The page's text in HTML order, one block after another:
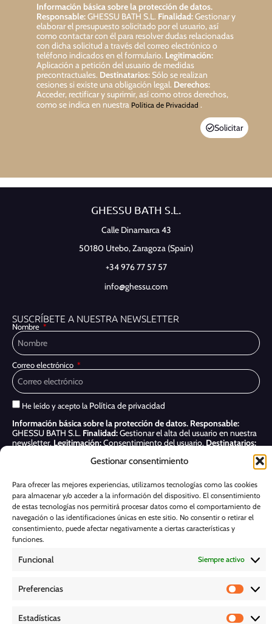
Gestionar consentimiento
Para ofrecer las mejores experiencias, utilizamos tecnologías como las cookies
para almacenar y/o acceder a la información del dispositivo. El consentimiento
de estas tecnologías nos permitirá procesar datos como el comportamiento de
navegación o las identificaciones únicas en este sitio. No consentir o retirar el
consentimiento, puede afectar negativamente a ciertas características y
funciones.
Funcional Siempre activo
Preferencias
Estadísticas
Información básica sobre la protección de datos.
Responsable:GHESSU BATH S.L. Finalidad:Gestionar y
elaborar el presupuesto solicitado por el usuario, así
como contactar con él para resolver dudas relacionadas
con dicha solicitud a través del correo electrónico o
teléfono indicados en el formulario. Legitimación:
Aplicación a petición del usuario de medidas
precontractuales. Destinatarios:Sólo se realizan
cesiones si existe una obligación legal. Derechos:
Acceder, rectificar y suprimir, así como otros derechos,
como se indica en nuestra Política de Privacidad .
Solicitar
GHESSU BATH S.L.
Calle Dinamarca 43
50180 Utebo,Zaragoza (Spain)
+34 976 77 57 57
info@ghessu.com
SUSCRÍBETE A NUESTRA NEWSLETTER
Nombre
Correo electrónico
He leído y acepto la Política de privacidad
Información básica sobre la protección de datos. Responsable:
GHESSU BATH S.L. Finalidad:Gestionar el alta del usuario en nuestra
newsletter. Legitimación:Consentimiento del usuario. Destinatarios:
Acceder, rectificar y suprimir, así como otros derechos, como se indica
Suscribirme
POLÍTICA DE COOKIES